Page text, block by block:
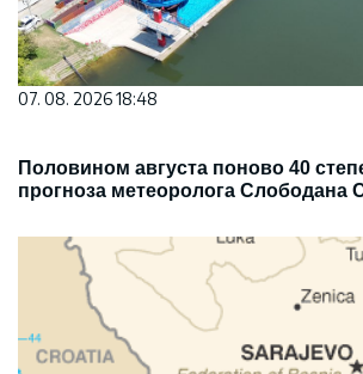
07. 08. 2026 18:48
Половином августа поново 40
прогноза метеоролога Слободана